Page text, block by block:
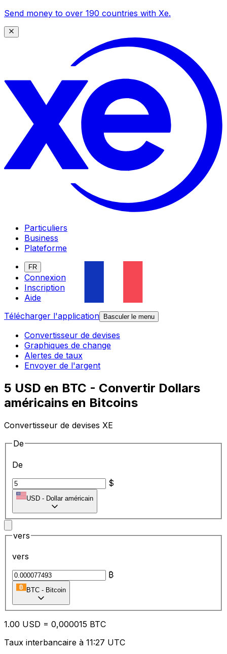
Send money to over 190 countries with Xe.
Particuliers
Business
Plateforme
FR
Connexion
Inscription
Aide
Télécharger l'application
Basculer le menu
Convertisseur de devises
Graphiques de change
Alertes de taux
Envoyer de l'argent
5 USD en BTC - Convertir Dollars
américains en Bitcoins
Convertisseur de devises XE
De
De
$
USD - Dollar américain
vers
vers
₿
BTC - Bitcoin
1.00 USD = 0,000015 BTC
Taux interbancaire à 11:27 UTC